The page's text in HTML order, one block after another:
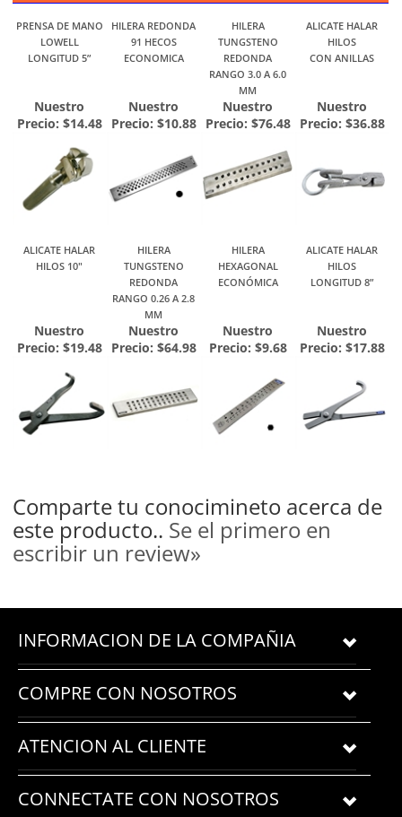
PRENSA DE MANO
LOWELL
HILERA REDONDA
91 HECOS
HILERA
TUNGSTENO
REDONDA
RANGO 3.0 A 6.0
MM
ALICATE HALAR
HILOS
Nuestro
Precio: $14.48
Nuestro
Precio: $10.88
Nuestro
Precio: $76.48
Nuestro
Precio: $36.88
ALICATE HALAR
HILERA
TUNGSTENO
REDONDA
RANGO 0.26 A 2.8
MM
HILERA
HEXAGONAL
ALICATE HALAR
HILOS
Nuestro
Precio: $19.48
Nuestro
Precio: $64.98
Nuestro
Precio: $9.68
Nuestro
Precio: $17.88
Comparte tu conocimineto acerca de
este producto.. Se el primero en
escribir un review»
INFORMACION DE LA COMPAÑIA
COMPRE CON NOSOTROS
ATENCION AL CLIENTE
CONNECTATE CON NOSOTROS